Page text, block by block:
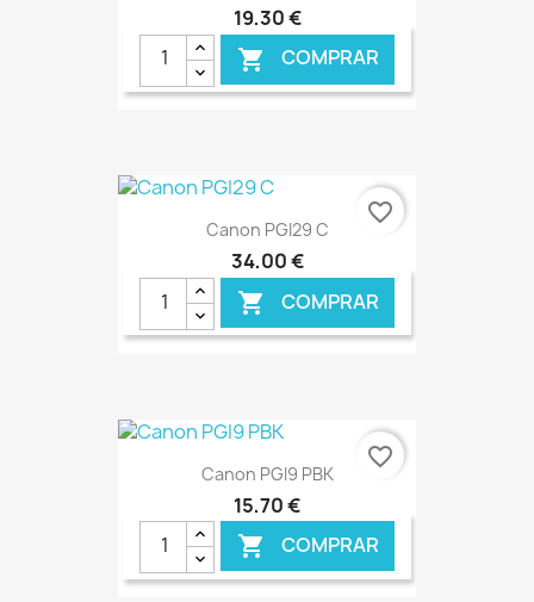
19,30 €
 COMPRAR
€ ONLINE
Canon PGI29 C
34,00 €
 COMPRAR
€ ONLINE
favorite_border
Canon PGI9 PBK
15,70 €
 COMPRAR
favorite_border